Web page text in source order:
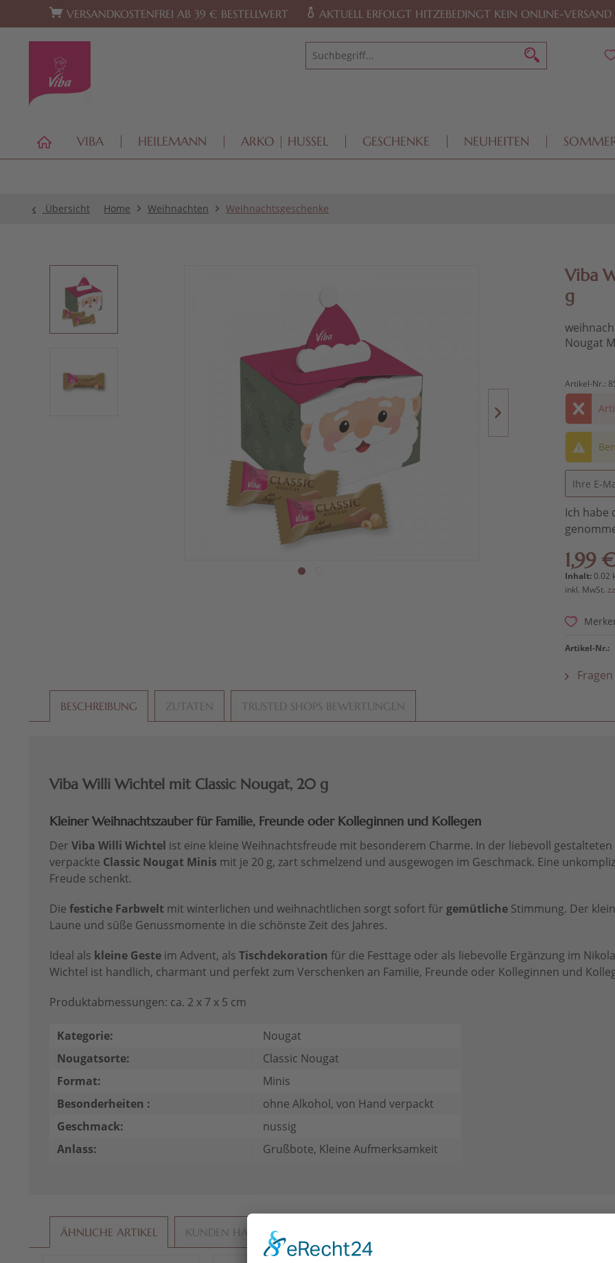
Zur Hauptnavigation springen Zum Footer springen
VERSANDKOSTENFREI AB 39 € BESTELLWERT AKTUELL ERFOLGT HITZEBEDINGT KEIN ONLINE-VERSAND
VIBA HEILEMANN ARKO | HUSSEL GESCHENKE NEUHEITEN
Übersicht Home Weihnachten Weihnachtsgeschenke
Viba
g
Nougat
Artikel-Nr.:
Ich habe
1,99
Inhalt:0.02
inkl. MwSt.
Artikel-Nr.:
BESCHREIBUNG ZUTATEN TRUSTED SHOPS BEWERTUNGEN
Viba Willi Wichtel mit Classic Nougat, 20 g
Kleiner Weihnachtszauber für Familie, Freunde oder Kolleginnen und Kollegen
Der Viba Willi Wichtel ist eine kleine Weihnachtsfreude mit besonderem Charme. In der liebevoll
verpackte Classic Nougat Minis mit je 20 g, zart schmelzend und ausgewogen im Geschmack. Eine
Freude schenkt.
Die festiche Farbwelt mit winterlichen und weihnachtlichen sorgt sofort für gemütliche Stimmung. Der
Laune und süße Genussmomente in die schönste Zeit des Jahres.
Ideal als kleine Geste im Advent, als Tischdekoration für die Festtage oder als liebevolle Ergänzung im
Wichtel ist handlich, charmant und perfekt zum Verschenken an Familie, Freunde oder Kolleginnen und
Produktabmessungen: ca. 2 x 7 x 5 cm
Kategorie:
Nougat
Nougatsorte:
Classic Nougat
Format:
Minis
Besonderheiten :
ohne Alkohol, von Hand verpackt
Geschmack:
nussig
Anlass:
Grußbote, Kleine Aufmerksamkeit
ÄHNLICHE ARTIKEL KUNDEN HABEN SICH EBENFALLS ANGESEHEN